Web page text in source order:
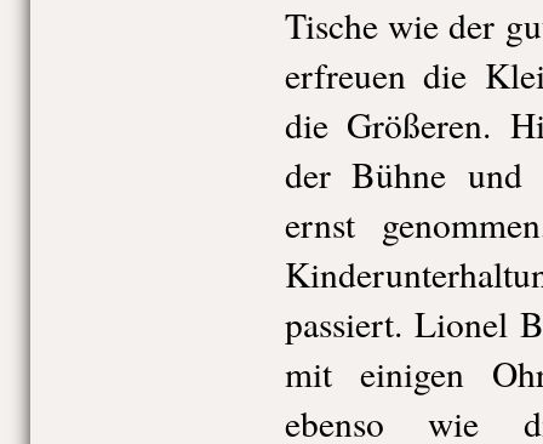
Tische wie der
erfreuen die
die Größeren.
der Bühne und
ernst
passiert. Lionel
mit einigen
ebenso wie